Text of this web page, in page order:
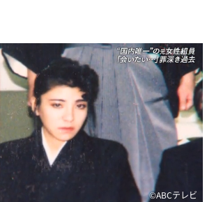
すけど・・・
クープ
Z塚田×福井アナ「なんでやねん！？」
り）
～きょうの献立 何にする？～
なり！シーズン２
サラダ
©ABCテレビ